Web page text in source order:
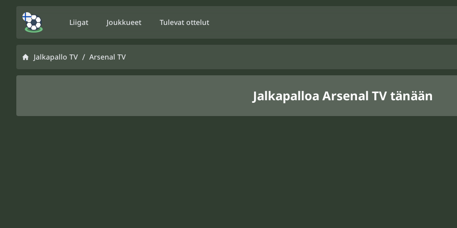
Liigat Joukkueet Tulevat ottelut
Jalkapallo TV / Arsenal TV
Jalkapalloa Arsenal TV tänään